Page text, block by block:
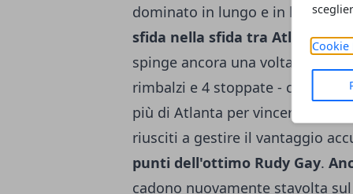
Cookie
dominato in lungo e in largo,
sfida nella sfida tra Atlanta e
spinge ancora una volta gli
rimbalzi e 4 stoppate - contro i
più di Atlanta per vincere un
riusciti a gestire il vantaggio
punti dell'ottimo Rudy Gay.
cadono nuovamente stavolta